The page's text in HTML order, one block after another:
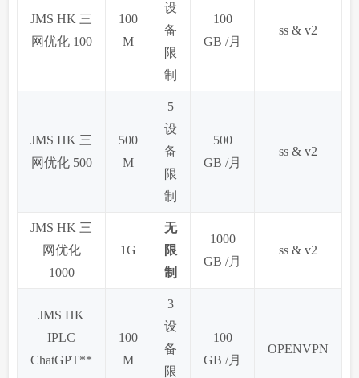
JMS HK 三
网优化 100
100
M
设
备
限
制
100
GB /月
ss & v2
JMS HK 三
网优化 500
500
M
5
设
备
限
制
500
GB /月
ss & v2
JMS HK 三
网优化
1000
1G
无
限
制
1000
GB /月
ss & v2
JMS HK
IPLC
ChatGPT**
100
M
3
设
备
限
100
GB /月
OPENVPN